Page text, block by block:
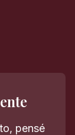
pensé